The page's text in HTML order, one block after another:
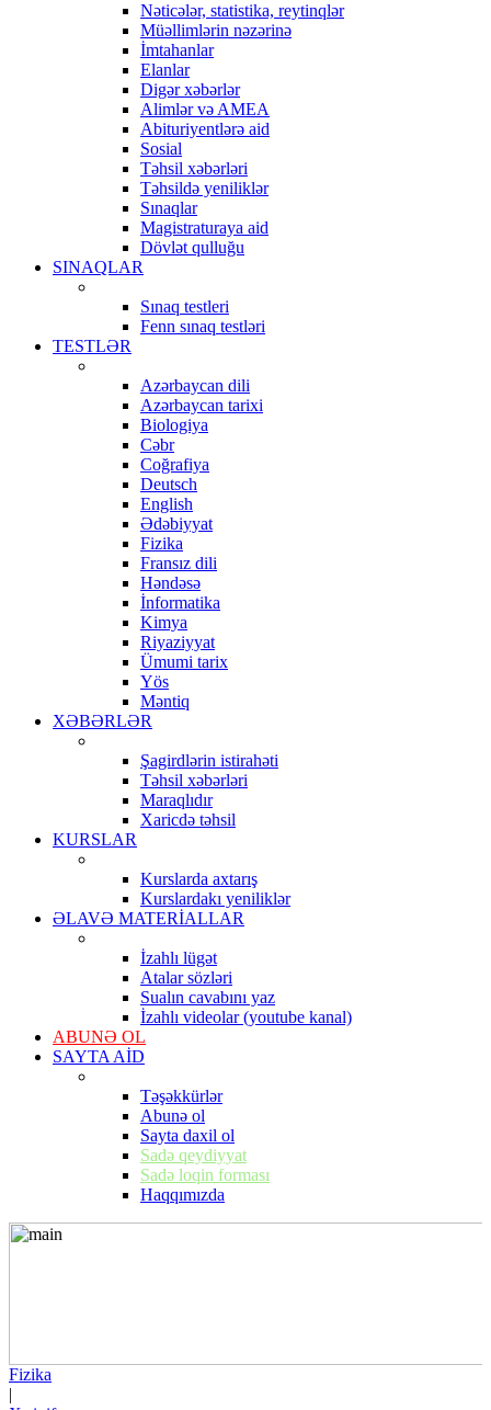
Nəticələr, statistika, reytinqlər
Müəllimlərin nəzərinə
İmtahanlar
Elanlar
Digər xəbərlər
Alimlər və AMEA
Abituriyentlərə aid
Sosial
Təhsil xəbərləri
Təhsildə yeniliklər
Sınaqlar
Magistraturaya aid
Dövlət qulluğu
SINAQLAR
Sınaq testleri
Fenn sınaq testləri
TESTLƏR
Azərbaycan dili
Azərbaycan tarixi
Biologiya
Cəbr
Coğrafiya
Deutsch
English
Ədəbiyyat
Fizika
Fransız dili
Həndəsə
İnformatika
Kimya
Riyaziyyat
Ümumi tarix
Yös
Məntiq
XƏBƏRLƏR
Şagirdlərin istirahəti
Təhsil xəbərləri
Maraqlıdır
Xaricdə təhsil
KURSLAR
Kurslarda axtarış
Kurslardakı yeniliklər
ƏLAVƏ MATERİALLAR
İzahlı lügət
Atalar sözləri
Sualın cavabını yaz
İzahlı videolar (youtube kanal)
ABUNƏ OL
SAYTA AİD
Təşəkkürlər
Abunə ol
Sayta daxil ol
Sadə qeydiyyat
Sadə loqin forması
Haqqımızda
Fizika
|